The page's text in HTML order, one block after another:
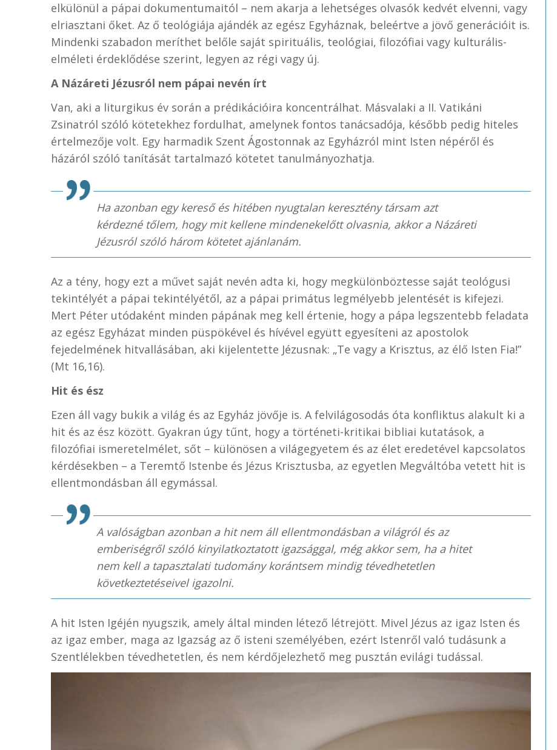
elkülönül a pápai dokumentumaitól – nem akarja a lehetséges olvasók kedvét elvenni, vagy
elriasztani őket. Az ő teológiája ajándék az egész Egyháznak, beleértve a jövő generációit is.
Mindenki szabadon meríthet belőle saját spirituális, teológiai, filozófiai vagy kulturális-
elméleti érdeklődése szerint, legyen az régi vagy új.
A Názáreti Jézusról nem pápai nevén írt
Van, aki a liturgikus év során a prédikációira koncentrálhat. Másvalaki a II. Vatikáni
Zsinatról szóló kötetekhez fordulhat, amelynek fontos tanácsadója, később pedig hiteles
értelmezője volt. Egy harmadik Szent Ágostonnak az Egyházról mint Isten népéről és
házáról szóló tanítását tartalmazó kötetet tanulmányozhatja.
Ha azonban egy kereső és hitében nyugtalan keresztény társam azt
kérdezné tőlem, hogy mit kellene mindenekelőtt olvasnia, akkor a Názáreti
Jézusról szóló három kötetet ajánlanám.
Az a tény, hogy ezt a művet saját nevén adta ki, hogy megkülönböztesse saját teológusi
tekintélyét a pápai tekintélyétől, az a pápai primátus legmélyebb jelentését is kifejezi.
Mert Péter utódaként minden pápának meg kell értenie, hogy a pápa legszentebb feladata
az egész Egyházat minden püspökével és hívével együtt egyesíteni az apostolok
fejedelmének hitvallásában, aki kijelentette Jézusnak: „Te vagy a Krisztus, az élő Isten Fia!”
(Mt 16,16).
Hit és ész
Ezen áll vagy bukik a világ és az Egyház jövője is. A felvilágosodás óta konfliktus alakult ki a
hit és az ész között. Gyakran úgy tűnt, hogy a történeti-kritikai bibliai kutatások, a
filozófiai ismeretelmélet, sőt – különösen a világegyetem és az élet eredetével kapcsolatos
kérdésekben – a Teremtő Istenbe és Jézus Krisztusba, az egyetlen Megváltóba vetett hit is
ellentmondásban áll egymással.
A valóságban azonban a hit nem áll ellentmondásban a világról és az
emberiségről szóló kinyilatkoztatott igazsággal, még akkor sem, ha a hitet
nem kell a tapasztalati tudomány korántsem mindig tévedhetetlen
következtetéseivel igazolni.
A hit Isten Igéjén nyugszik, amely által minden létező létrejött. Mivel Jézus az igaz Isten és
az igaz ember, maga az Igazság az ő isteni személyében, ezért Istenről való tudásunk a
Szentlélekben tévedhetetlen, és nem kérdőjelezhető meg pusztán evilági tudással.